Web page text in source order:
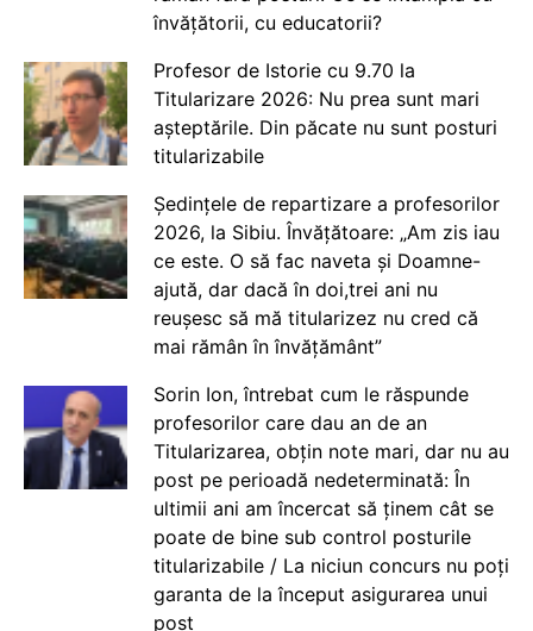
învățătorii, cu educatorii?
Profesor de Istorie cu 9.70 la
Titularizare 2026: Nu prea sunt mari
așteptările. Din păcate nu sunt posturi
titularizabile
Ședințele de repartizare a profesorilor
2026, la Sibiu. Învățătoare: „Am zis iau
ce este. O să fac naveta și Doamne-
ajută, dar dacă în doi,trei ani nu
reușesc să mă titularizez nu cred că
mai rămân în învățământ”
Sorin Ion, întrebat cum le răspunde
profesorilor care dau an de an
Titularizarea, obțin note mari, dar nu au
post pe perioadă nedeterminată: În
ultimii ani am încercat să ținem cât se
poate de bine sub control posturile
titularizabile / La niciun concurs nu poți
garanta de la început asigurarea unui
post